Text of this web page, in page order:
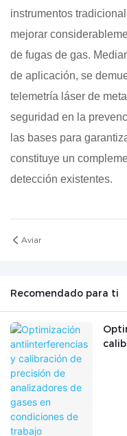
instrumentos
mejorar
de fugas de gas.
de aplicación, se
telemetría láser de
seguridad en la
las bases para
constituye un
detección existentes.
Aviar
Recomendado para ti